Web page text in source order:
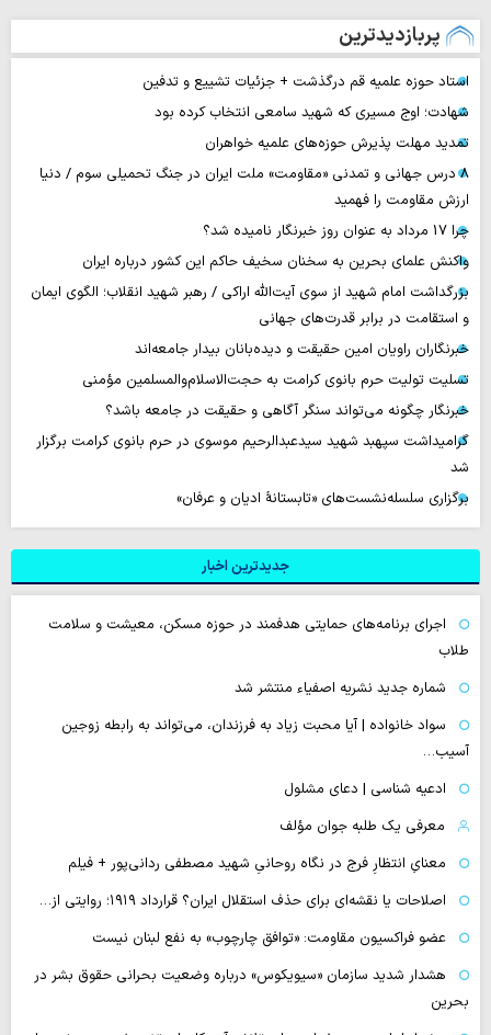
پربازدیدترین
استاد حوزه علمیه قم درگذشت + جزئیات تشییع و تدفین
شهادت؛ اوج مسیری که شهید سامعی انتخاب کرده بود
تمدید مهلت پذیرش حوزه‌های علمیه خواهران
۸ درس جهانی و تمدنی «مقاومت» ملت ایران در جنگ تحمیلی سوم / دنیا
ارزش مقاومت را فهمید
چرا 17 مرداد به عنوان روز خبرنگار نامیده شد؟
واکنش علمای بحرین به سخنان سخیف حاکم این کشور درباره ایران
بزرگداشت امام شهید از سوی آیت‌الله اراکی / رهبر شهید انقلاب؛ الگوی ایمان
و استقامت در برابر قدرت‌های جهانی
خبرنگاران راویان امین حقیقت و دیده‌بانان بیدار جامعه‌اند
تسلیت تولیت حرم بانوی کرامت به حجت‌الاسلام‌والمسلمین مؤمنی
خبرنگار چگونه می‌تواند سنگر آگاهی و حقیقت در جامعه باشد؟
گرامیداشت سپهبد شهید سیدعبدالرحیم موسوی در حرم بانوی کرامت برگزار
شد
برگزاری سلسله‌نشست‌های «تابستانهٔ ادیان و عرفان»
جدیدترین اخبار
اجرای برنامه‌های حمایتی هدفمند در حوزه مسکن، معیشت و سلامت
طلاب
شماره جدید نشریه اصفیاء منتشر شد
سواد خانواده | آیا محبت زیاد به فرزندان، می‌تواند به رابطه زوجین
آسیب…
ادعیه شناسی | دعای مشلول
معرفی یک طلبه جوان مؤلف
معنایِ انتظارِ فرج در نگاه روحانیِ شهید مصطفی ردانی‌پور + فیلم
اصلاحات یا نقشه‌ای برای حذف استقلال ایران؟ قرارداد ۱۹۱۹؛ روایتی از…
عضو فراکسیون مقاومت: «توافق چارچوب» به نفع لبنان نیست
هشدار شدید سازمان «سیویکوس» درباره وضعیت بحرانی حقوق بشر در
بحرین